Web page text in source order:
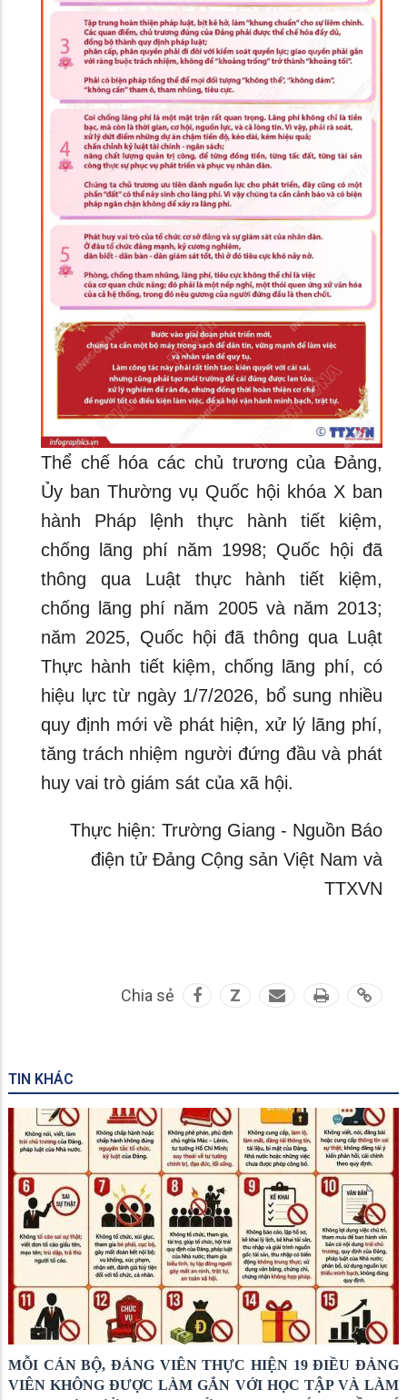
Thể chế hóa các chủ trương của Đảng,
Ủy ban Thường vụ Quốc hội khóa X ban
hành Pháp lệnh thực hành tiết kiệm,
chống lãng phí năm 1998; Quốc hội đã
thông qua Luật thực hành tiết kiệm,
chống lãng phí năm 2005 và năm 2013;
năm 2025, Quốc hội đã thông qua Luật
Thực hành tiết kiệm, chống lãng phí, có
hiệu lực từ ngày 1/7/2026, bổ sung nhiều
quy định mới về phát hiện, xử lý lãng phí,
tăng trách nhiệm người đứng đầu và phát
huy vai trò giám sát của xã hội.
Thực hiện: Trường Giang - Nguồn Báo
điện tử Đảng Cộng sản Việt Nam và
TTXVN
Chia sẻ Z
TIN KHÁC
MỖI CÁN BỘ, ĐẢNG VIÊN THỰC HIỆN 19 ĐIỀU ĐẢNG
VIÊN KHÔNG ĐƯỢC LÀM GẮN VỚI HỌC TẬP VÀ LÀM